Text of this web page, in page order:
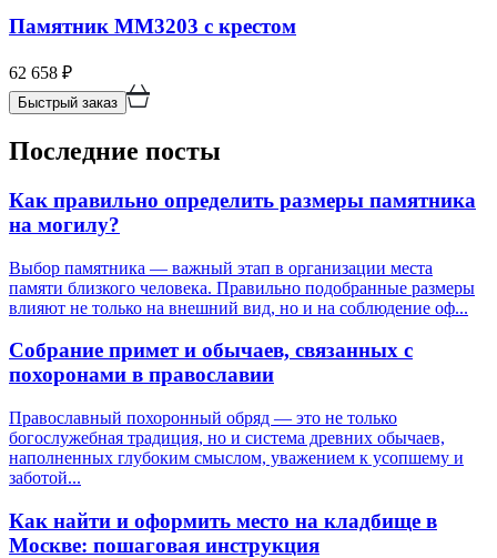
Памятник ММ3203 с крестом
62 658 ₽
Быстрый заказ
Последние посты
Как правильно определить размеры памятника
на могилу?
Выбор памятника — важный этап в организации места
памяти близкого человека. Правильно подобранные размеры
влияют не только на внешний вид, но и на соблюдение оф...
Собрание примет и обычаев, связанных с
похоронами в православии
Православный похоронный обряд — это не только
богослужебная традиция, но и система древних обычаев,
наполненных глубоким смыслом, уважением к усопшему и
заботой...
Как найти и оформить место на кладбище в
Москве: пошаговая инструкция